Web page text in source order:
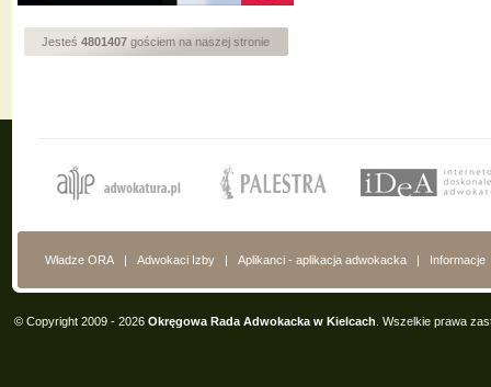
Jesteś 4801407 gościem na naszej stronie
Władze ORA | Adwokaci Izby | Aplikanci - aplikacja adwokacka | Informacje
© Copyright 2009 - 2026 Okręgowa Rada Adwokacka w Kielcach . Wszelkie prawa